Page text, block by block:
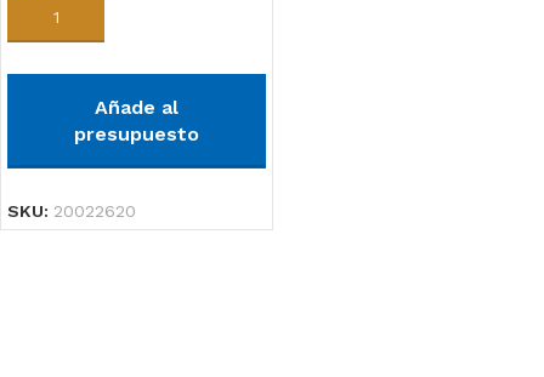
Añadir al carrito
Añade al
presupuesto
SKU: 20022620